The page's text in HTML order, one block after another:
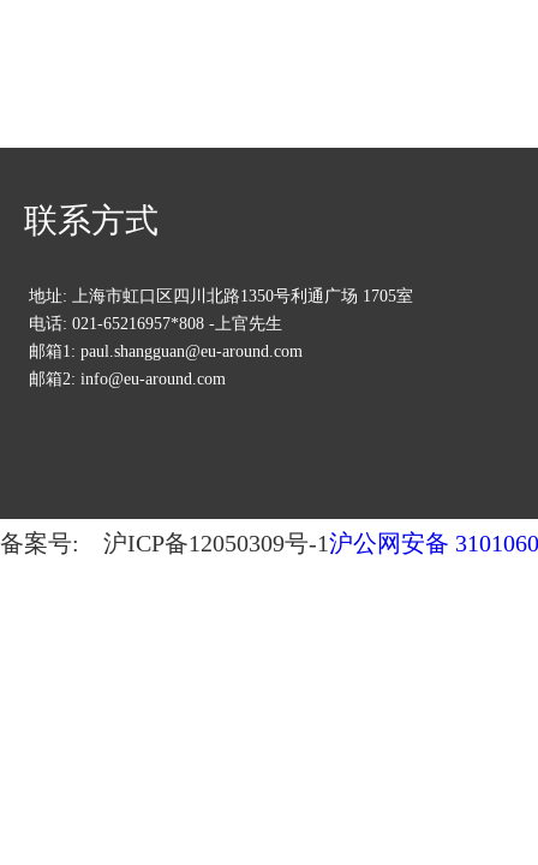
联系方式
地址: 上海市虹口区四川北路1350号利通广场 1705室
电话: 021-65216957*808 -上官先生
邮箱1: paul.shangguan@eu-around.com
邮箱2: info@eu-around.com
沪公网安备
备案号: 沪ICP备12050309号-1